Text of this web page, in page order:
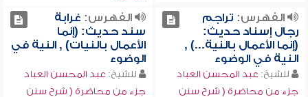
الفهرس: تراجم
رجال إسناد حديث:
(إنما الأعمال بالنية...) ,
النية في الوضوء
للشيخ: عبد المحسن العباد
جزء من محاضرة ( شرح سنن
الفهرس: غرابة
سند حديث: (إنما
الأعمال بالنيات) , النية في
الوضوء
للشيخ: عبد المحسن العباد
جزء من محاضرة ( شرح سنن